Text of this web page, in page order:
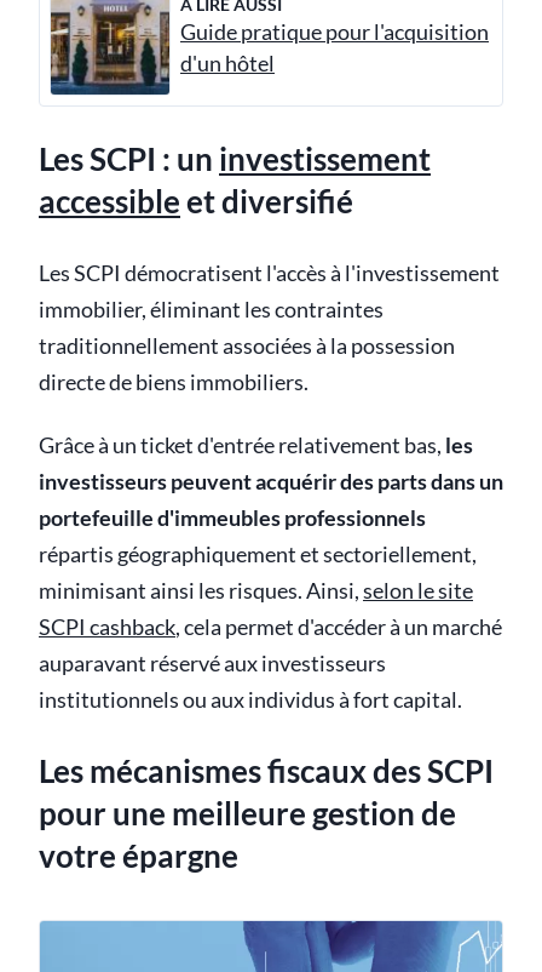
Guide pratique pour l'acquisition
d'un hôtel
Les SCPI : un investissement
accessibleet diversifié
Les SCPI démocratisent l'accès à l'investissement
immobilier, éliminant les contraintes
traditionnellement associées à la possession
directe de biens immobiliers.
Grâce à un ticket d'entrée relativement bas, les
investisseurs peuvent acquérir des parts dans un
portefeuille d'immeubles professionnels
répartis géographiquement et sectoriellement,
minimisant ainsi les risques. Ainsi,selon le site
SCPI cashback, cela permet d'accéder à un marché
auparavant réservé aux investisseurs
institutionnels ou aux individus à fort capital.
Les mécanismes fiscaux des SCPI
pour une meilleure gestion de
votre épargne